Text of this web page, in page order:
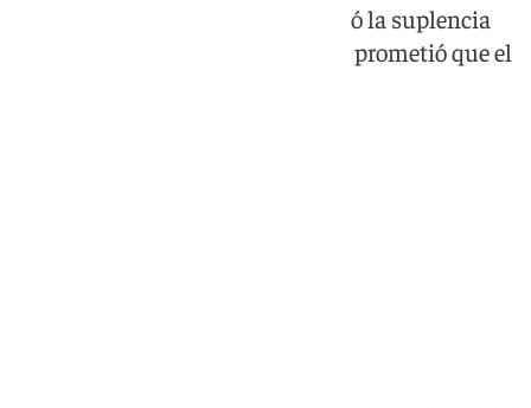
El técnico del Real Madrid justificó la suplencia
del francés por precaución física y prometió que el